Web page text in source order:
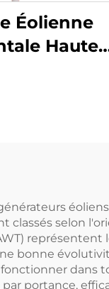
Éolienne
Haute
classés selon
bonne
dans
portance,